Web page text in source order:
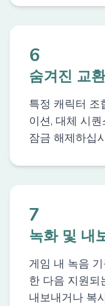
6
숨겨진 교
특정 캐릭터 조
이션, 대체 시
잠금 해제하십
7
녹화 및 내
게임 내 녹음
한 다음 지원되
내보내거나 복